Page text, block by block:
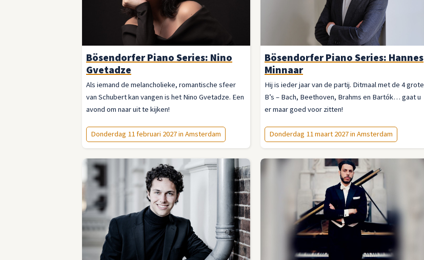
Bösendorfer Piano Series: Nino
Gvetadze
Als iemand de melancholieke, romantische sfeer
van Schubert kan vangen is het Nino Gvetadze. Een
avond om naar uit te kijken!
Donderdag 11 februari 2027 in Amsterdam
Bösendorfer Piano Series: Hannes
Minnaar
Hij is ieder jaar van de partij. Ditmaal met de 4 grote
B’s – Bach, Beethoven, Brahms en Bartók… gaat u
er maar goed voor zitten!
Donderdag 11 maart 2027 in Amsterdam